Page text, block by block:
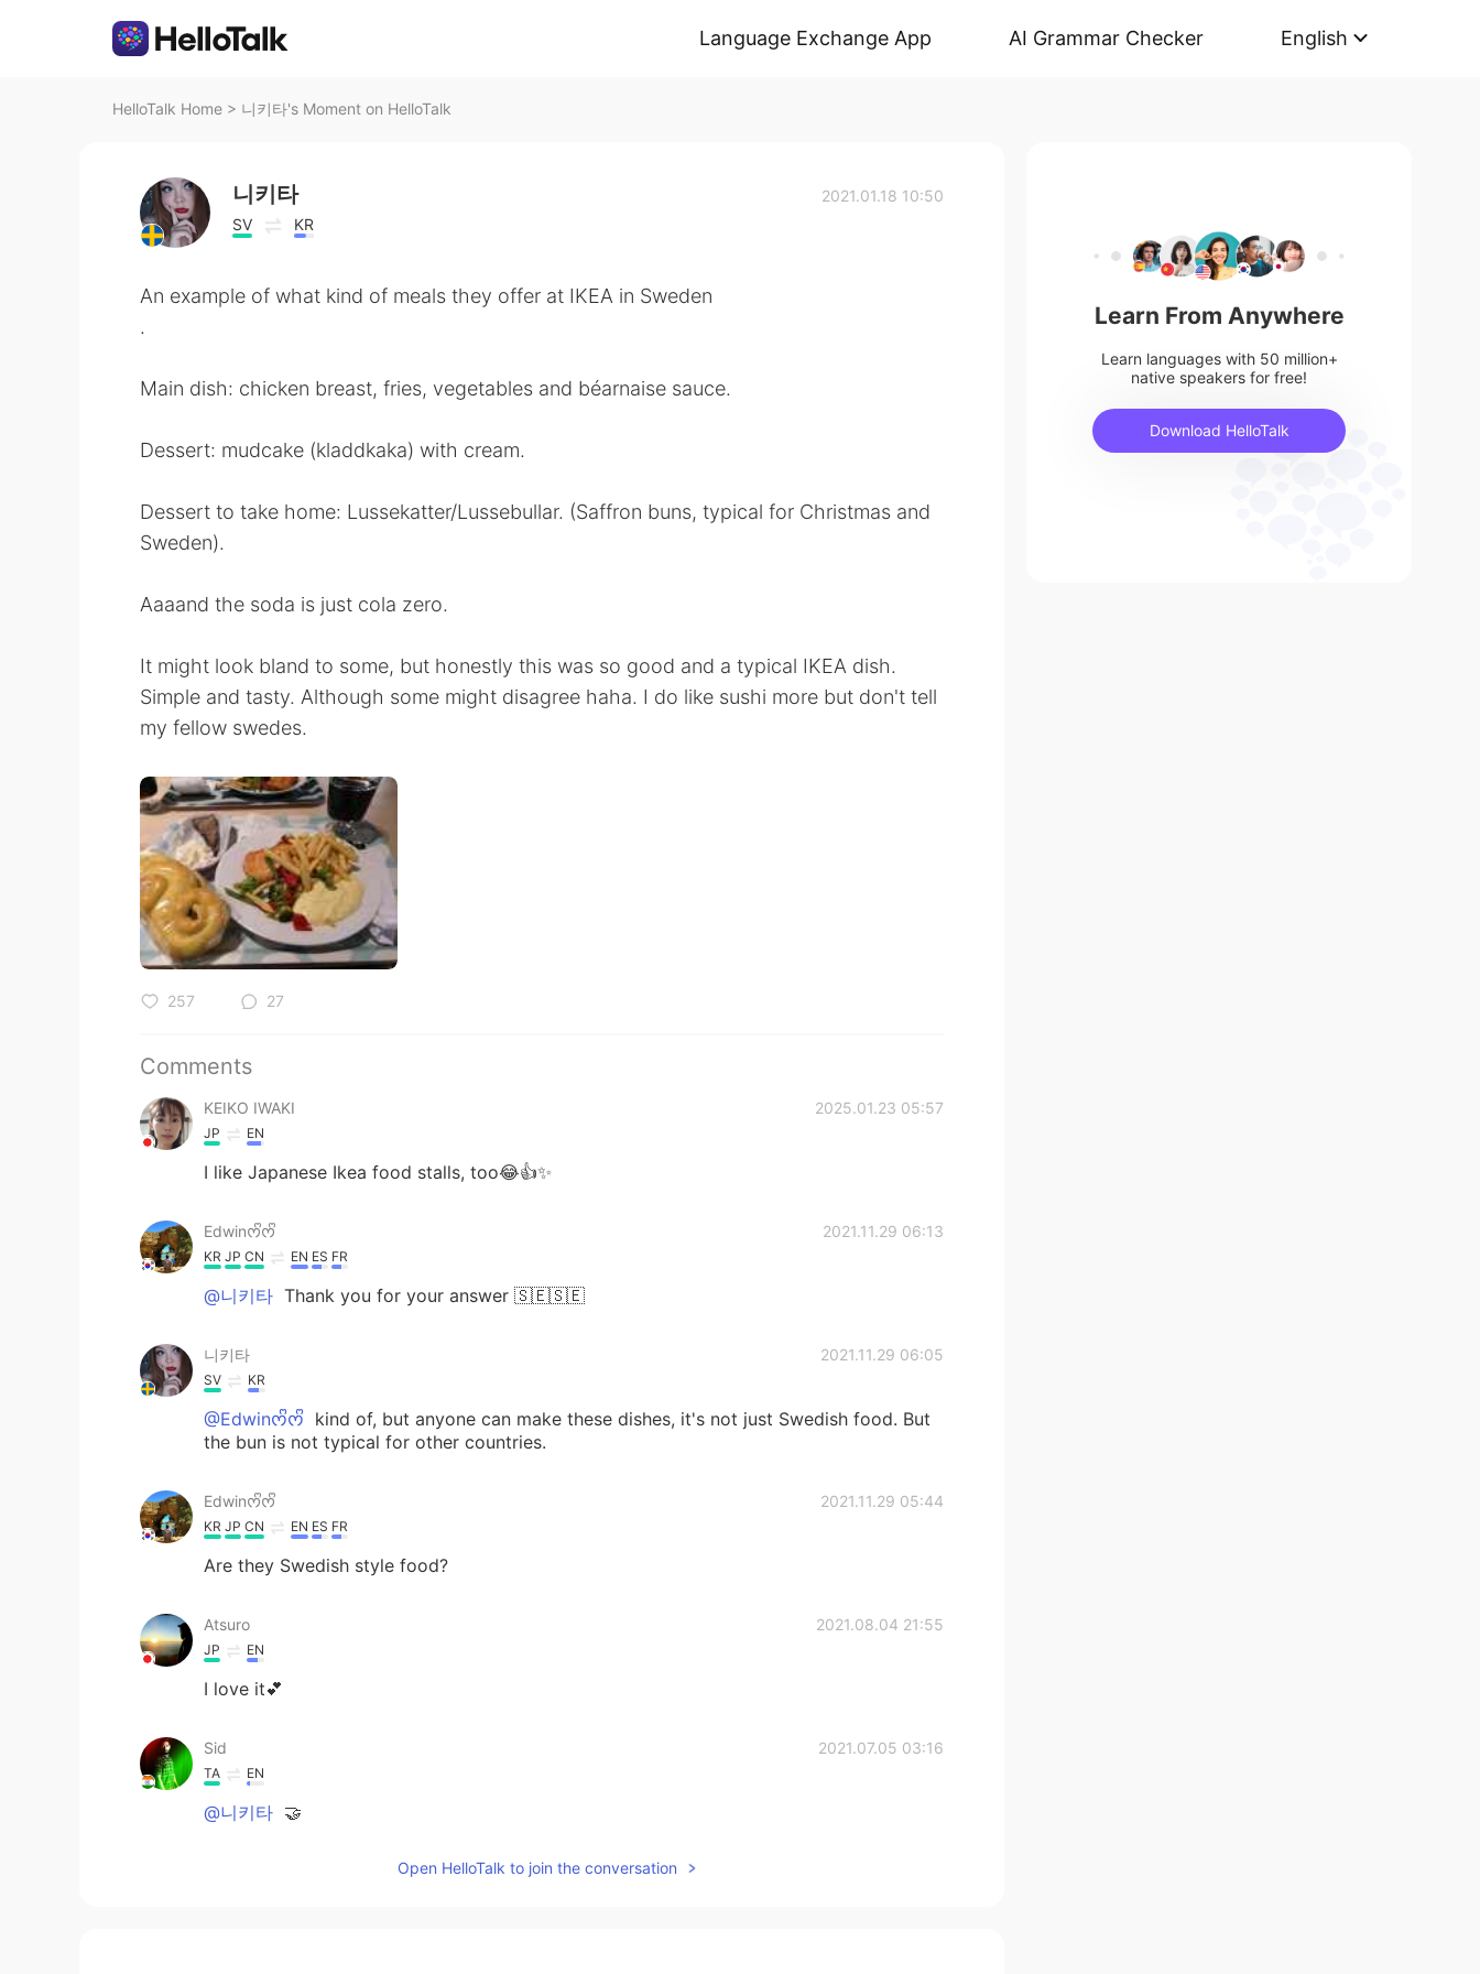
Language Exchange App AI Grammar Checker English
HelloTalk Home > 니키타's Moment on HelloTalk
니키타
SV KR
2021.01.18 10:50
An example of what kind of meals they offer at IKEA in Sweden
.
Main dish: chicken breast, fries, vegetables and béarnaise sauce.
Dessert: mudcake (kladdkaka) with cream.
Dessert to take home: Lussekatter/Lussebullar. (Saffron buns, typical for Christmas and
Sweden).
Aaaand the soda is just cola zero.
It might look bland to some, but honestly this was so good and a typical IKEA dish.
Simple and tasty. Although some might disagree haha. I do like sushi more but don't tell
my fellow swedes.
257 27
Comments
KEIKO IWAKI 2025.01.23 05:57
JP EN
I like Japanese Ikea food stalls, too😂👍✨
Edwinᰔᩚᰔᩚ 2021.11.29 06:13
KR JP CN EN ES FR
@니키타 Thank you for your answer 🇸🇪🇸🇪
니키타 2021.11.29 06:05
SV KR
@Edwinᰔᩚᰔᩚ kind of, but anyone can make these dishes, it's not just Swedish food. But
the bun is not typical for other countries.
Edwinᰔᩚᰔᩚ 2021.11.29 05:44
KR JP CN EN ES FR
Are they Swedish style food?
Atsuro 2021.08.04 21:55
JP EN
I love it💕
Sid 2021.07.05 03:16
TA EN
@니키타 🤝
Open HelloTalk to join the conversation
Learn From Anywhere
Learn languages with 50 million+
native speakers for free!
Download HelloTalk